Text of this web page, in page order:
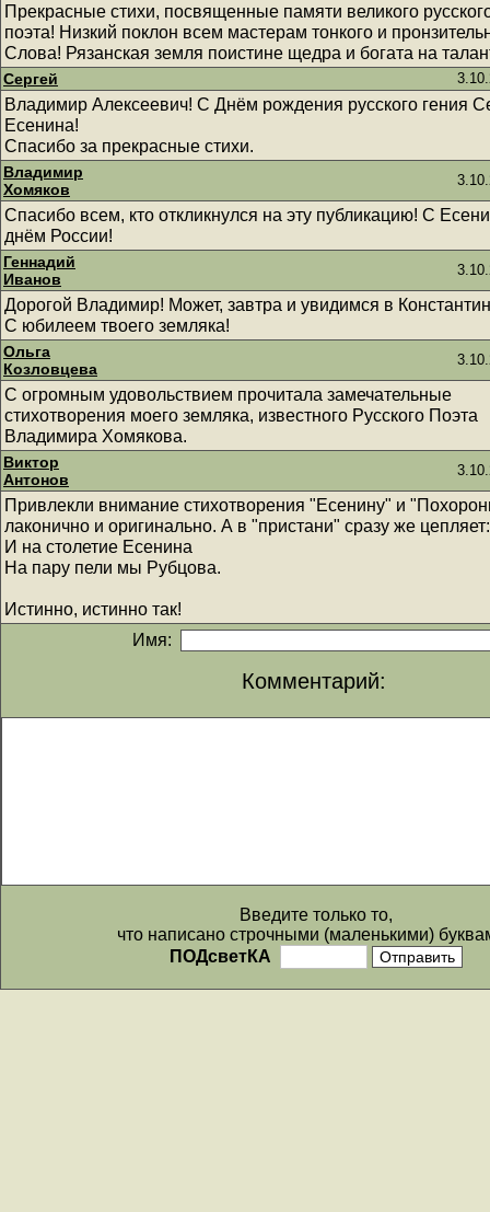
Прекрасные стихи, посвященные памяти великого
поэта! Низкий поклон всем мастерам тонкого и
Слова! Рязанская земля поистине щедра и богата на
Сергей
Владимир Алексеевич! С Днём рождения русского гения
Есенина!
Спасибо за прекрасные стихи.
Владимир
Хомяков
Спасибо всем, кто откликнулся на эту публикацию! С
днём России!
Геннадий
Иванов
Дорогой Владимир! Может, завтра и увидимся в
С юбилеем твоего земляка!
Ольга
Козловцева
С огромным удовольствием прочитала замечательные
стихотворения моего земляка, известного Русского Поэта
Владимира Хомякова.
Виктор
Антонов
Привлекли внимание стихотворения "Есенину" и
лаконично и оригинально. А в "пристани" сразу же цепляет:
И на столетие Есенина
На пару пели мы Рубцова.
Истинно, истинно так!
Имя:
Комментарий:
Введите только то,
что написано строчными (маленькими)
ПОДсветКА